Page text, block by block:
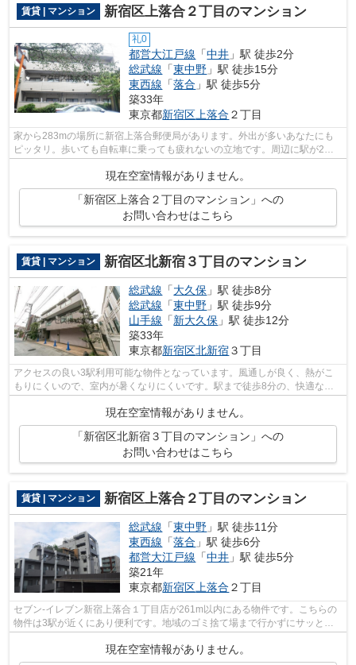
賃貸 | マンション 新宿区上落合２丁目のマンション
礼0
都営大江戸線 「中井 」駅 徒歩2分
総武線 「東中野 」駅 徒歩15分
東西線 「落合 」駅 徒歩5分
築33年
東京都新宿区 上落合 ２丁目
家から283mの場所に新宿上落合郵便局があります。外出が多いあなたにも
ピッタリ。歩いても自転車に乗っても疲れないの立地です。周辺に駅が2つ
現在空室情報がありません。
「新宿区上落合２丁目のマンション」への
お問い合わせはこちら
賃貸 | マンション 新宿区北新宿３丁目のマンション
総武線 「大久保 」駅 徒歩8分
総武線 「東中野 」駅 徒歩9分
山手線 「新大久保 」駅 徒歩12分
築33年
東京都新宿区北新宿３丁目
アクセスの良い3駅利用可能な物件となっています。風通しが良く、熱がこ
もりにくいので、室内が暑くなりにくいです。駅まで徒歩8分の、快適なア
クセスの物件です。カード派の方に嬉し...
現在空室情報がありません。
「新宿区北新宿３丁目のマンション」への
お問い合わせはこちら
賃貸 | マンション 新宿区上落合２丁目のマンション
総武線 「東中野 」駅 徒歩11分
東西線 「落合 」駅 徒歩6分
都営大江戸線 「中井 」駅 徒歩5分
築21年
東京都新宿区 上落合 ２丁目
セブン-イレブン新宿上落合１丁目店が261m以内にある物件です。こちらの
物件は3駅が近くにあり便利です。地域のゴミ捨て場まで行かずにサッとゴ
ミ出しできるように、共用部にゴミ捨て...
現在空室情報がありません。